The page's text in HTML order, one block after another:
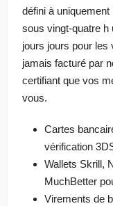
défini à
sous vingt-quatre h
jours jours pour les
jamais facturé par
certifiant que vos
vous.
Cartes
vérification
Wallets Skrill,
MuchBetter
Virements de